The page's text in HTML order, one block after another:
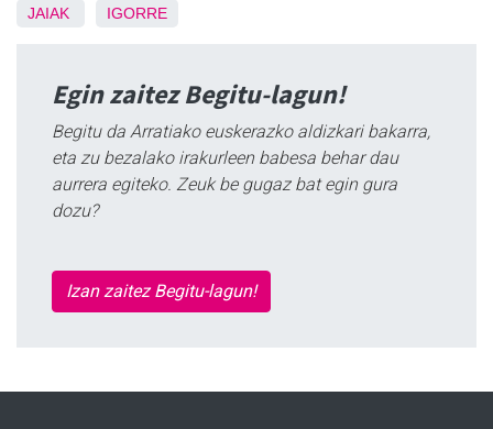
JAIAK IGORRE
Egin zaitez Begitu-lagun!
Begitu da Arratiako euskerazko aldizkari bakarra,
eta zu bezalako irakurleen babesa behar dau
aurrera egiteko. Zeuk be gugaz bat egin gura
dozu?
Izan zaitez Begitu-lagun!